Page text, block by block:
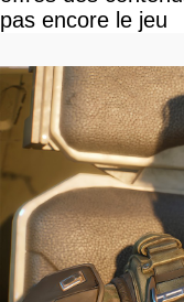
pas encore le jeu